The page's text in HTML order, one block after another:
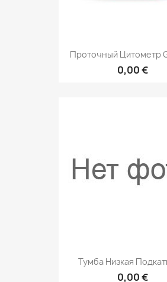
Проточный Цитометр
0,00 €
Тумба Низкая
0,00 €